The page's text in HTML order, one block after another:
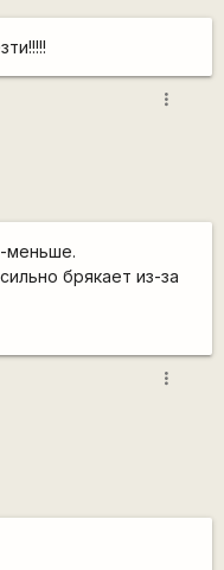
more_vert
меньше.
брякает из-за
more_vert